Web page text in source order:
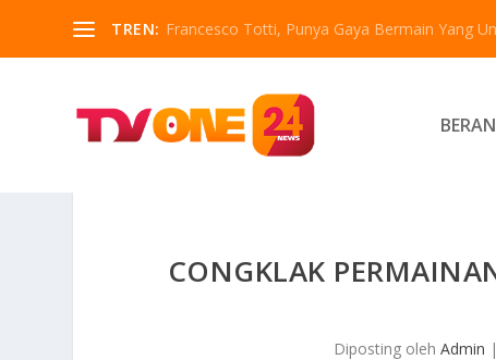
TREN: Francesco Totti, Punya Gaya Bermain Yang
CONGKLAK
Diposting olehAdmin |